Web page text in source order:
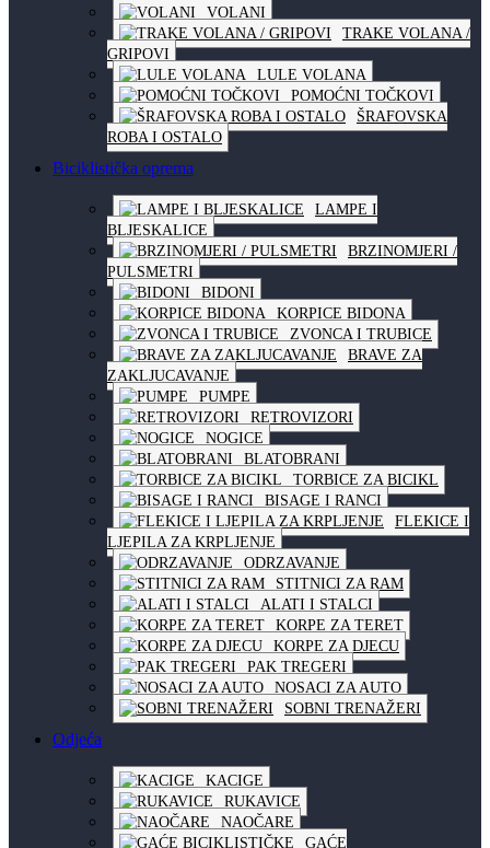
VOLANI
TRAKE VOLANA /
GRIPOVI
LULE VOLANA
POMOĆNI TOČKOVI
ŠRAFOVSKA
ROBA I OSTALO
Biciklistička oprema
LAMPE I
BLJESKALICE
BRZINOMJERI /
PULSMETRI
BIDONI
KORPICE BIDONA
ZVONCA I TRUBICE
BRAVE ZA
ZAKLJUCAVANJE
PUMPE
RETROVIZORI
NOGICE
BLATOBRANI
TORBICE ZA BICIKL
BISAGE I RANCI
FLEKICE I
LJEPILA ZA KRPLJENJE
ODRZAVANJE
STITNICI ZA RAM
ALATI I STALCI
KORPE ZA TERET
KORPE ZA DJECU
PAK TREGERI
NOSACI ZA AUTO
SOBNI TRENAŽERI
Odjeća
KACIGE
RUKAVICE
NAOČARE
GAĆE